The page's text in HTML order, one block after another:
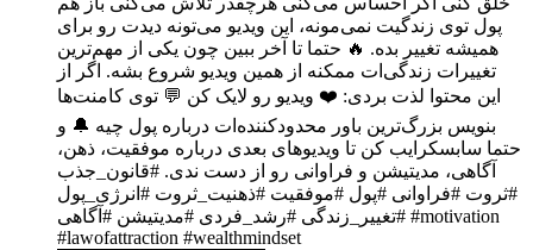
پول توی زندگیت نمی‌مونه، این ویدیو می‌تونه دیدت رو برای
همیشه تغییر بده. 🔥 حتما تا آخر ببین چون یکی از مهم‌ترین
تغییرات زندگی‌ات ممکنه از همین ویدیو شروع بشه. اگر از
این محتوا لذت بردی: ❤️ ویدیو رو لایک کن 💬 توی کامنت‌ها
بنویس بزرگ‌ترین باور محدودکننده‌ات درباره پول چیه 🔔 و
حتما سابسکرایب کن تا ویدیوهای بعدی درباره موفقیت، ذهن،
آگاهی، مدیتیشن و فراوانی رو از دست ندی. #قانون_جذب
#ثروت #فراوانی #پول #موفقیت #ذهنیت_ثروت #انرژی_پول
#تغییر_زندگی #رشد_فردی #مدیتیشن #آگاهی #motivation
#lawofattraction #wealthmindset